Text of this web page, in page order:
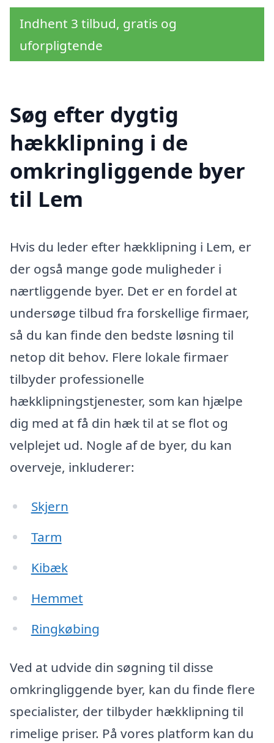
Indhent 3 tilbud, gratis og
uforpligtende
Søg efter dygtig
hækklipning i de
omkringliggende byer
til Lem
Hvis du leder efter hækklipning i Lem, er
der også mange gode muligheder i
nærtliggende byer. Det er en fordel at
undersøge tilbud fra forskellige firmaer,
så du kan finde den bedste løsning til
netop dit behov. Flere lokale firmaer
tilbyder professionelle
hækklipningstjenester, som kan hjælpe
dig med at få din hæk til at se flot og
velplejet ud. Nogle af de byer, du kan
overveje, inkluderer:
Skjern
Tarm
Kibæk
Hemmet
Ringkøbing
Ved at udvide din søgning til disse
omkringliggende byer, kan du finde flere
specialister, der tilbyder hækklipning til
rimelige priser. På vores platform kan du